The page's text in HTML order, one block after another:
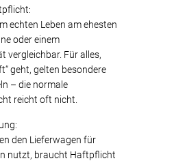
echten Leben am ehesten
oder einem
vergleichbar. Für alles,
geht, gelten besondere
– die normale
reicht oft nicht.
den Lieferwagen für
nutzt, braucht Haftpflicht